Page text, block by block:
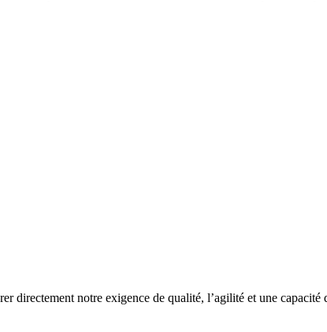
directement notre exigence de qualité, l’agilité et une